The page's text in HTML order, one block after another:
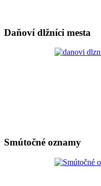
Daňoví dlžníci mesta
Smútočné oznamy